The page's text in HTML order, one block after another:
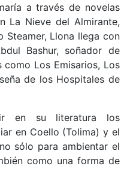
a través de novelas
La Nieve del Almirante,
Steamer, Llona llega con
Bashur, soñador de
Los Emisarios, Los
de los Hospitales de
en su literatura los
en Coello (Tolima) y el
sólo para ambientar el
como una forma de